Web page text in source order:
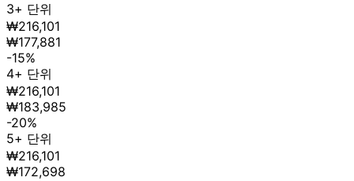
3+ 단위
₩216,101
₩177,881
-15%
4+ 단위
₩216,101
₩183,985
-20%
5+ 단위
₩216,101
₩172,698